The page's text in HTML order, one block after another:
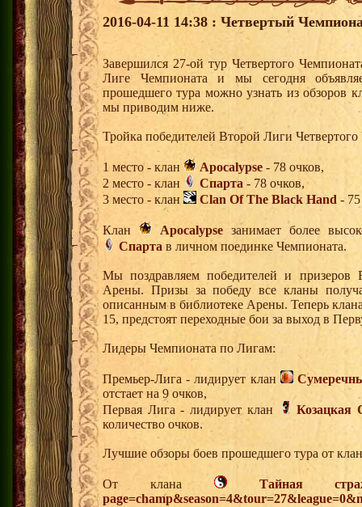
2016-04-11 14:38 : Четвертый
Завершился 27-ой тур Четвертого
Лиге Чемпионата и мы сегодня
прошедшего тура можно узнать из обзоров
мы приводим ниже.
Тройка победителей Второй Лиги
1 место - клан Apocalypse - 78 очков,
2 место - клан
Спарта - 78 очков,
3 место - клан
Clan Of The Black Hand -
Клан Apocalypse занимает более
Спарта в личном поединке Чемпионата.
Мы поздравляем победителей и призеров
Арены. Призы за победу все кланы
описанным в библиотеке Арены. Теперь
15, предстоят переходные бои за выход в
Лидеры Чемпионата по Лигам:
Премьер-Лига - лидирует клан
отстает на 9 очков,
Первая Лига - лидирует клан
Козацкая
количество очков.
Лучшие обзоры боев прошедшего тура от
От клана
Тайная